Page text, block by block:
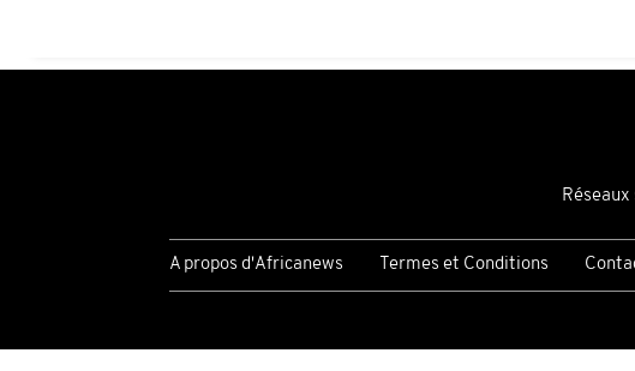
Réseaux
A propos d'Africanews Termes et Conditions